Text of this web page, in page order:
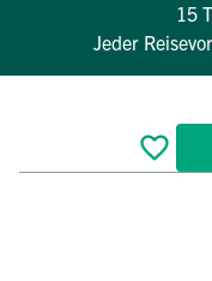
15
Jeder
Überblick